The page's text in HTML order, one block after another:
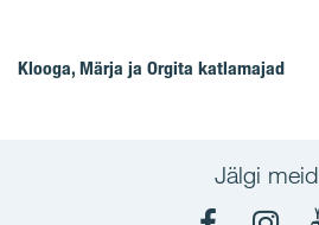
Klooga, Märja ja Orgita katlamajad
Jälgi meid